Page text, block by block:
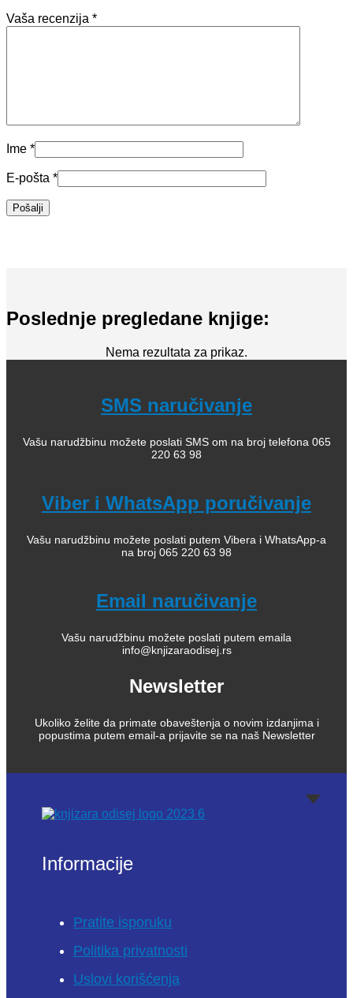
Vaša recenzija *
Ime *
E-pošta *
Poslednje pregledane knjige:
Nema rezultata za prikaz.
SMS naručivanje
Vašu narudžbinu možete poslati SMS om na broj telefona 065
220 63 98
Viber i WhatsApp poručivanje
Vašu narudžbinu možete poslati putem Vibera i WhatsApp-a
na broj 065 220 63 98
Email naručivanje
Vašu narudžbinu možete poslati putem emaila
info@knjizaraodisej.rs
Newsletter
Ukoliko želite da primate obaveštenja o novim izdanjima i
popustima putem email-a prijavite se na naš Newsletter
Informacije
Pratite isporuku
Politika privatnosti
Uslovi korišćenja